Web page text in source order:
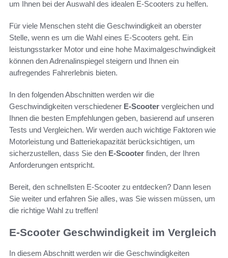
um Ihnen bei der Auswahl des idealen E-Scooters zu helfen.
Für viele Menschen steht die Geschwindigkeit an oberster
Stelle, wenn es um die Wahl eines E-Scooters geht. Ein
leistungsstarker Motor und eine hohe Maximalgeschwindigkeit
können den Adrenalinspiegel steigern und Ihnen ein
aufregendes Fahrerlebnis bieten.
In den folgenden Abschnitten werden wir die
Geschwindigkeiten verschiedener E-Scooter vergleichen und
Ihnen die besten Empfehlungen geben, basierend auf unseren
Tests und Vergleichen. Wir werden auch wichtige Faktoren wie
Motorleistung und Batteriekapazität berücksichtigen, um
sicherzustellen, dass Sie den E-Scooter finden, der Ihren
Anforderungen entspricht.
Bereit, den schnellsten E-Scooter zu entdecken? Dann lesen
Sie weiter und erfahren Sie alles, was Sie wissen müssen, um
die richtige Wahl zu treffen!
E-Scooter Geschwindigkeit im Vergleich
In diesem Abschnitt werden wir die Geschwindigkeiten